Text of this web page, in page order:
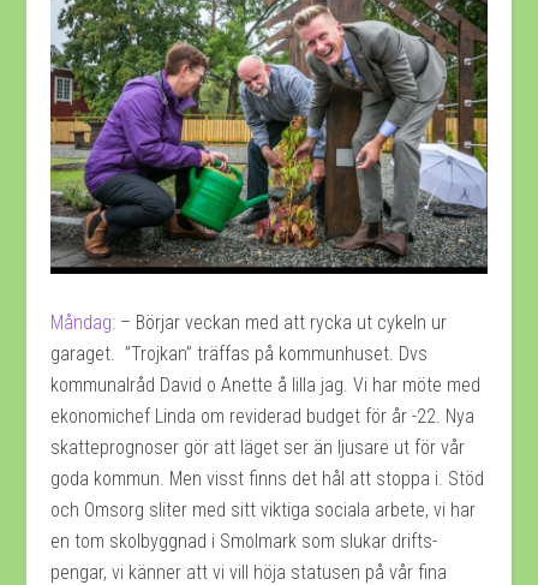
Måndag: – Börjar veckan med att rycka ut cykeln ur
garaget. ”Trojkan” träffas på kommunhuset. Dvs
kommunalråd David o Anette å lilla jag. Vi har möte med
ekonomichef Linda om reviderad budget för år -22. Nya
skatteprognoser gör att läget ser än ljusare ut för vår
goda kommun. Men visst finns det hål att stoppa i. Stöd
och Omsorg sliter med sitt viktiga sociala arbete, vi har
en tom skolbyggnad i Smolmark som slukar drifts-
pengar, vi känner att vi vill höja statusen på vår fina